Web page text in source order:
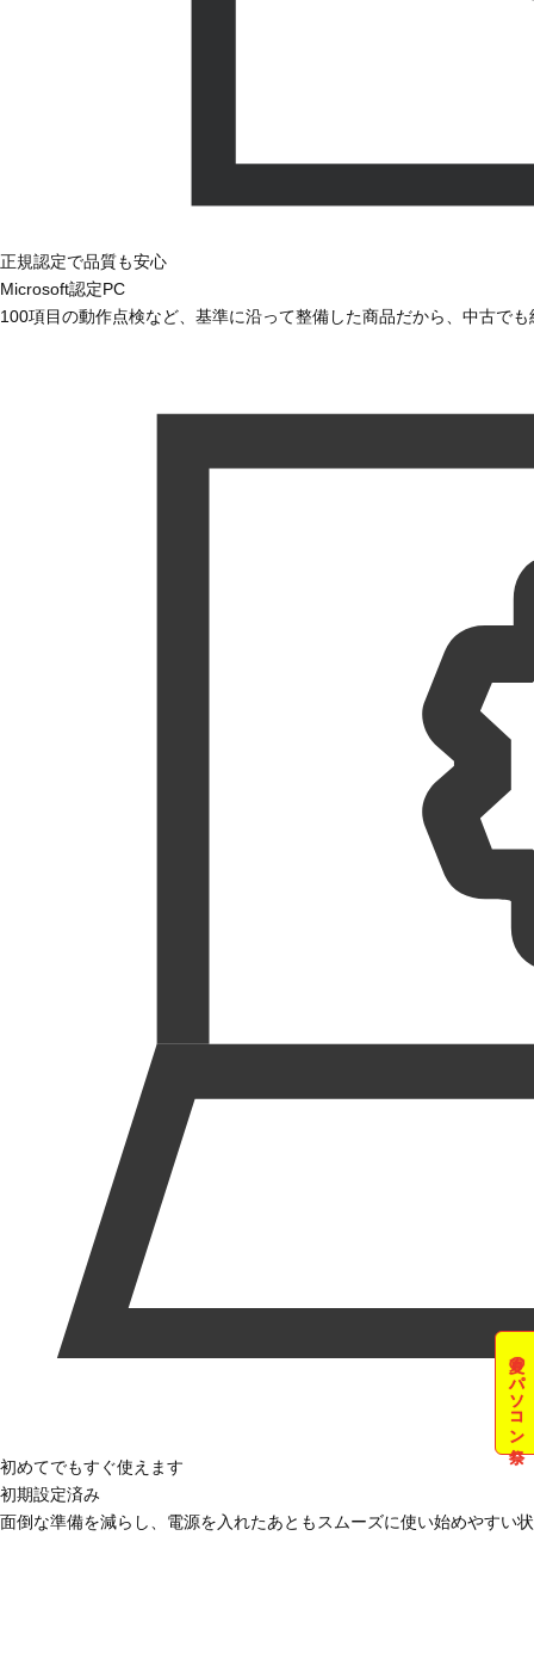
夏のパソコン祭
正規認定で品質も安心
Microsoft認定PC
100項目の動作点検など、基準に沿って整備した商品だから、中古で
初めてでもすぐ使えます
初期設定済み
面倒な準備を減らし、電源を入れたあともスムーズに使い始めやすい